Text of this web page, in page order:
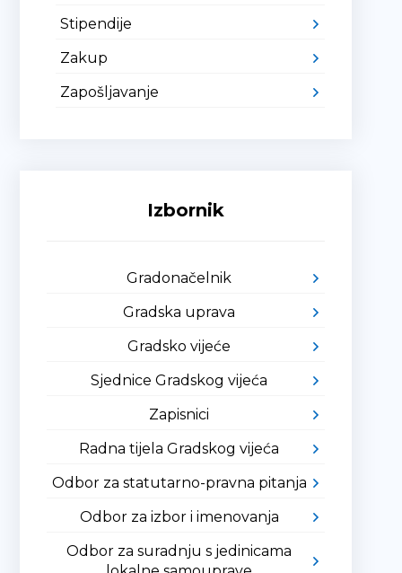
Stipendije
Zakup
Zapošljavanje
Izbornik
Gradonačelnik
Gradska uprava
Gradsko vijeće
Sjednice Gradskog vijeća
Zapisnici
Radna tijela Gradskog vijeća
Odbor za statutarno-pravna pitanja
Odbor za izbor i imenovanja
Odbor za suradnju s jedinicama